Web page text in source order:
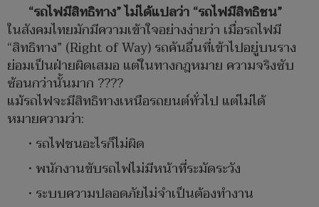
“รถไฟมีสิทธิทาง” ไม่ได้แปลว่า “รถไฟมีสิทธิชน”
ในสังคมไทยมักมีความเข้าใจอย่างง่ายว่า เมื่อรถไฟมี
“สิทธิทาง” (Right of Way) รถคันอื่นที่เข้าไปอยู่บนราง
ย่อมเป็นฝ่ายผิดเสมอ แต่ในทางกฎหมาย ความจริงซับ
ซ้อนกว่านั้นมาก ????
แม้รถไฟจะมีสิทธิทางเหนือรถยนต์ทั่วไป แต่ไม่ได้
หมายความว่า:
• รถไฟชนอะไรก็ไม่ผิด
• พนักงานขับรถไฟไม่มีหน้าที่ระมัดระวัง
• ระบบความปลอดภัยไม่จำเป็นต้องทำงาน